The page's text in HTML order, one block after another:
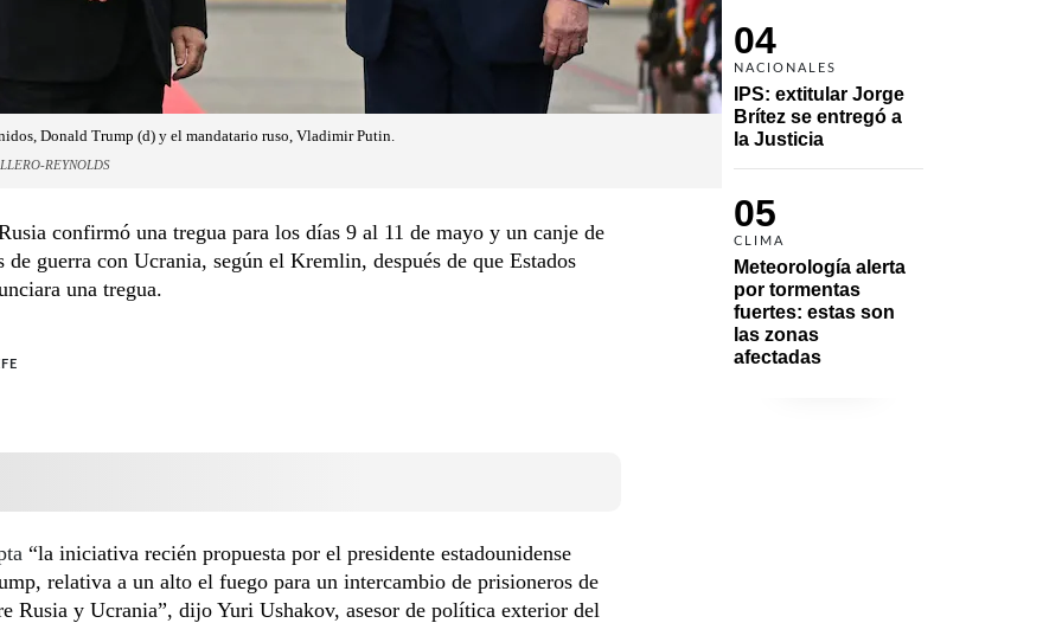
04
NACIONALES
IPS: extitular Jorge
Brítez se entregó a
la Justicia
05
CLIMA
Meteorología alerta
por tormentas
fuertes: estas son
las zonas
afectadas
Donald Trump (d) y el mandatario ruso, Vladimir Putin.
REYNOLDS
confirmó una tregua para los días 9 al 11 de mayo y un canje de
de guerra con Ucrania, según el Kremlin, después de que Estados
una tregua.
“la iniciativa recién propuesta por el presidente estadounidense
relativa a un alto el fuego para un intercambio de prisioneros de
Rusia y Ucrania”, dijo Yuri Ushakov, asesor de política exterior del